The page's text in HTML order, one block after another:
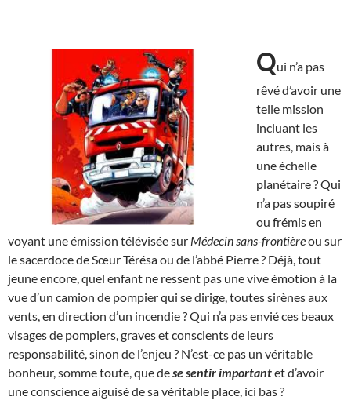
Qui n’a pas
rêvé d’avoir une
telle mission
incluant les
autres, mais à
une échelle
planétaire ? Qui
n’a pas soupiré
ou frémis en
voyant une émission télévisée sur Médecin sans-frontièreou sur
le sacerdoce de Sœur Térésa ou de l’abbé Pierre ? Déjà, tout
jeune encore, quel enfant ne ressent pas une vive émotion à la
vue d’un camion de pompier qui se dirige, toutes sirènes aux
vents, en direction d’un incendie ? Qui n’a pas envié ces beaux
visages de pompiers, graves et conscients de leurs
responsabilité, sinon de l’enjeu ? N’est-ce pas un véritable
bonheur, somme toute, que dese sentir importantet d’avoir
une conscience aiguisé de sa véritable place, ici bas ?